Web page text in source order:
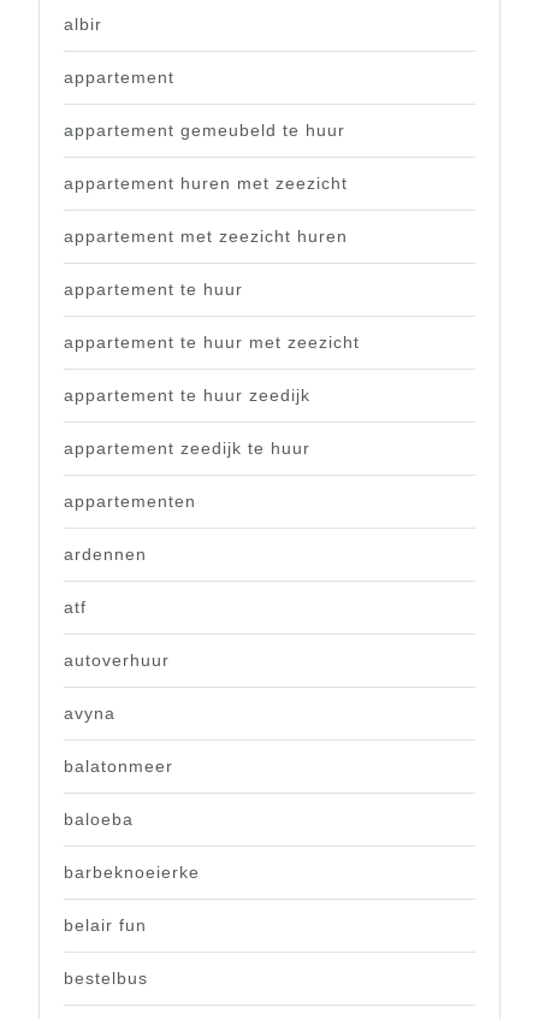
albir
appartement
appartement gemeubeld te huur
appartement huren met zeezicht
appartement met zeezicht huren
appartement te huur
appartement te huur met zeezicht
appartement te huur zeedijk
appartement zeedijk te huur
appartementen
ardennen
atf
autoverhuur
avyna
balatonmeer
baloeba
barbeknoeierke
belair fun
bestelbus